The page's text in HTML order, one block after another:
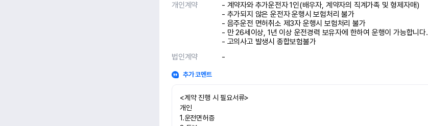
개인계약
- 계약자와 추가운전자 1인(배우자, 계약자의 직계가족 및 형제자매)
- 추가되지 않은 운전자 운행시 보험처리 불가
- 음주운전 면허취소 제3자 운행시 보험처리 불가
- 만 26세이상, 1년 이상 운전경력 보유자에 한하여 운행이 가능합니다.
- 고의사고 발생시 종합보험불가
법인계약
-
추가 코멘트
<계약 진행 시 필요서류>
개인
1.운전면허증